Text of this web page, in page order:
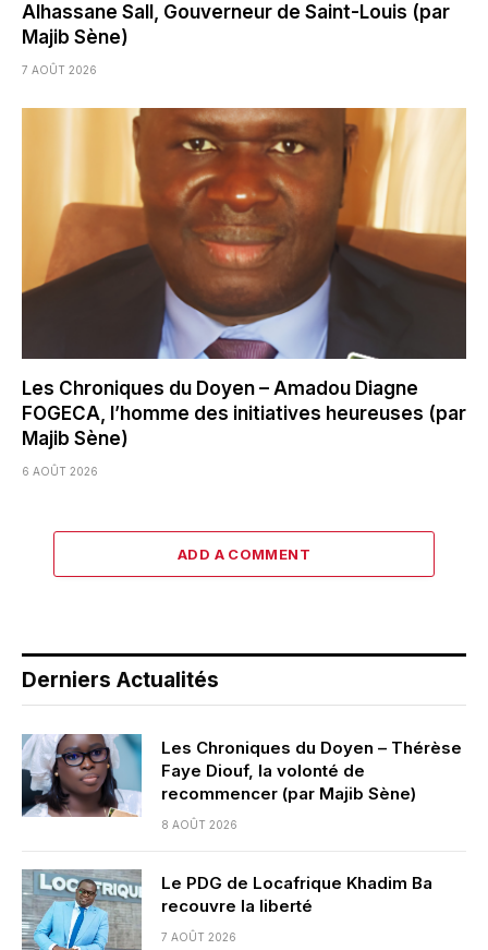
Alhassane Sall, Gouverneur de Saint-Louis (par
Majib Sène)
7 AOÛT 2026
Les Chroniques du Doyen – Amadou Diagne
FOGECA, l’homme des initiatives heureuses (par
Majib Sène)
6 AOÛT 2026
ADD A COMMENT
Derniers Actualités
Les Chroniques du Doyen – Thérèse
Faye Diouf, la volonté de
recommencer (par Majib Sène)
8 AOÛT 2026
Le PDG de Locafrique Khadim Ba
recouvre la liberté
7 AOÛT 2026